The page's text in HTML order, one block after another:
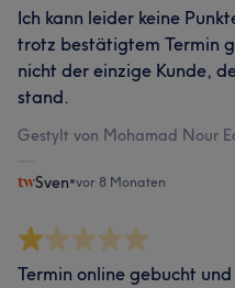
Ich kann leider keine
trotz bestätigtem Termin
nicht der einzige Kunde,
stand.
Gestylt von Mohamad Nour
Sven•vor 8 Monaten
Termin online gebucht